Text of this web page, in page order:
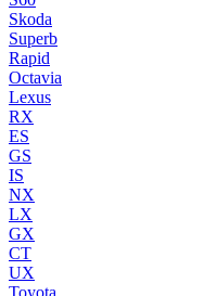
Skoda
Superb
Rapid
Octavia
Lexus
RX
ES
GS
IS
NX
LX
GX
CT
UX
Toyota